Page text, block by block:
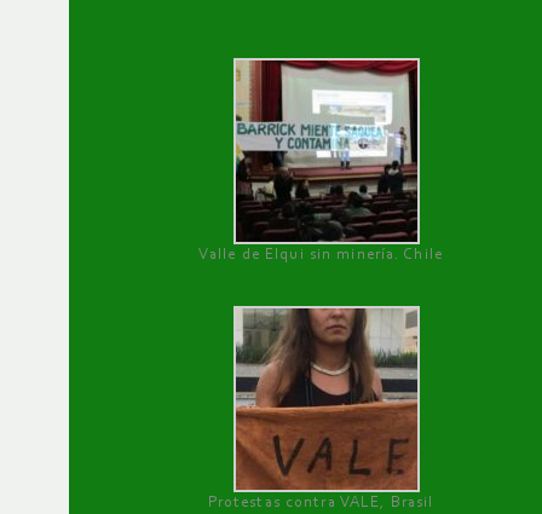
Valle de Elqui sin minería. Chile
Protestas contra VALE, Brasil